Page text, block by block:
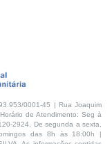
0001-45 | Rua Joaquim
de Atendimento: Seg à
2924, De segunda a sexta,
das 8h às 18:00h |